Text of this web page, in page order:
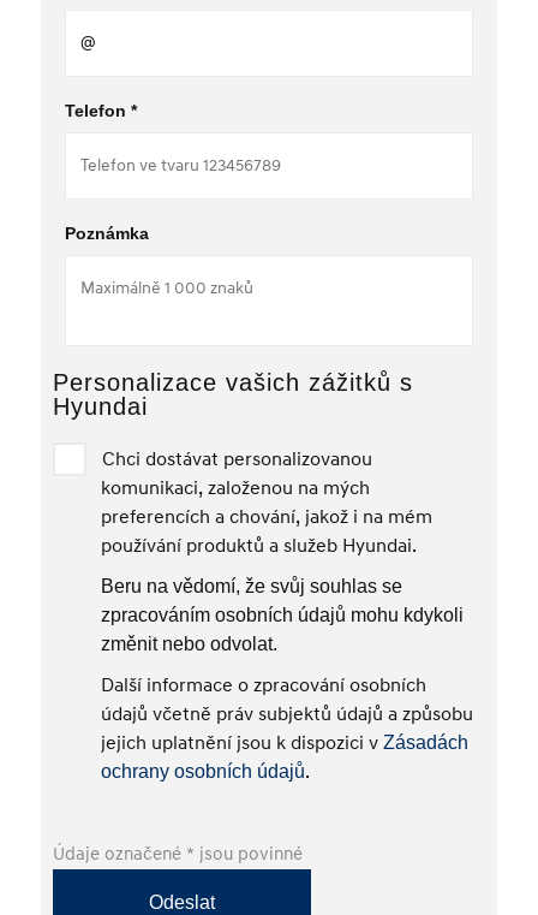
Telefon *
Poznámka
Personalizace vašich zážitků s
Hyundai
Chci dostávat personalizovanou
komunikaci, založenou na mých
preferencích a chování, jakož i na mém
používání produktů a služeb Hyundai.
Beru na vědomí, že svůj souhlas se
zpracováním osobních údajů mohu kdykoli
změnit nebo odvolat.
Další informace o zpracování osobních
údajů včetně práv subjektů údajů a způsobu
jejich uplatnění jsou k dispozici v Zásadách
ochrany osobních údajů.
Údaje označené * jsou povinné
Odeslat